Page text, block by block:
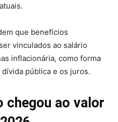
que benefícios
vinculados ao salário
inflacionária, como forma
pública e os juros.
chegou ao valor